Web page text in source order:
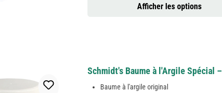
Afficher les options
Schmidt's Baume à l'Argile Spécial
Baume à l'argile original